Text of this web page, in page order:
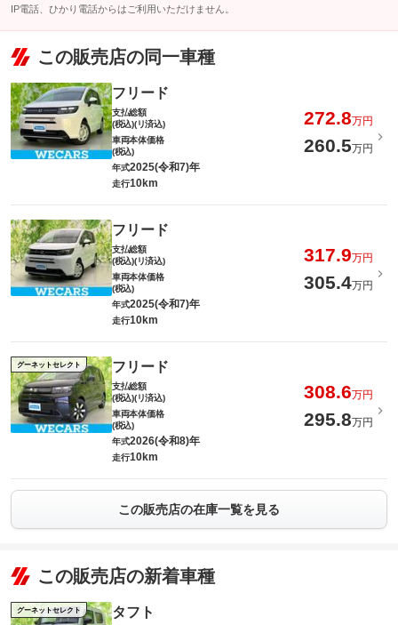
IP電話、ひかり電話からはご利用いただけません。
この販売店の同一車種
フリード
支払総額
(税込)(リ済込)
272.8万円
車両本体価格
(税込)
260.5万円
年式2025(令和7)年
走行10km
フリード
支払総額
(税込)(リ済込)
317.9万円
車両本体価格
(税込)
305.4万円
年式2025(令和7)年
走行10km
グーネットセレクト フリード
支払総額
(税込)(リ済込)
308.6万円
車両本体価格
(税込)
295.8万円
年式2026(令和8)年
走行10km
この販売店の在庫一覧を見る
この販売店の新着車種
グーネットセレクト タフト